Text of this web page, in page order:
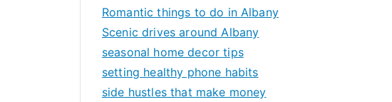
Romantic things to do in Albany
Scenic drives around Albany
seasonal home decor tips
setting healthy phone habits
side hustles that make money